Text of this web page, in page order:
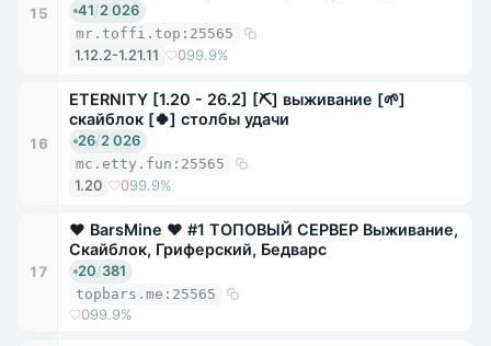
15 41/2 026
mr.toffi.top:25565
1.12.2-1.21.11 099.9%
16
ETERNITY [1.20 - 26.2] [⛏] выживание [🌱]
скайблок [🍀] столбы удачи
26/2 026
mc.etty.fun:25565
1.20 099.9%
17
❤ BarsMine ❤ #1 ТОПОВЫЙ СЕРВЕР Выживание,
Скайблок, Гриферский, Бедварс
20/381
topbars.me:25565
099.9%